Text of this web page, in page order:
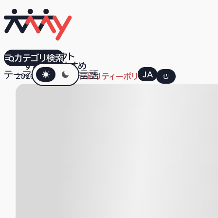
すべておすすめ
テーマダークモード言語 JA EN
カテゴリ検索
株式会社リクト
2026.01.22 アクセシビリティーポリシー